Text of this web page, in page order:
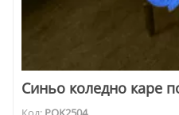
Синьо коледно каре